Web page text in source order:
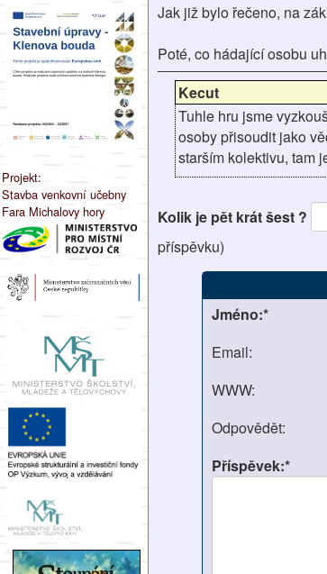
Projekt:
Stavba venkovní učebny
Fara Michalovy hory
Jak již bylo řečeno, na
Poté, co hádající osobu
Kecut
Tuhle hru jsme
osoby přisoudit jako
starším kolektivu, tam
Kolik je pět krát šest ?
příspěvku)
Jméno:*
Email:
WWW:
Odpovědět:
Příspěvek:*